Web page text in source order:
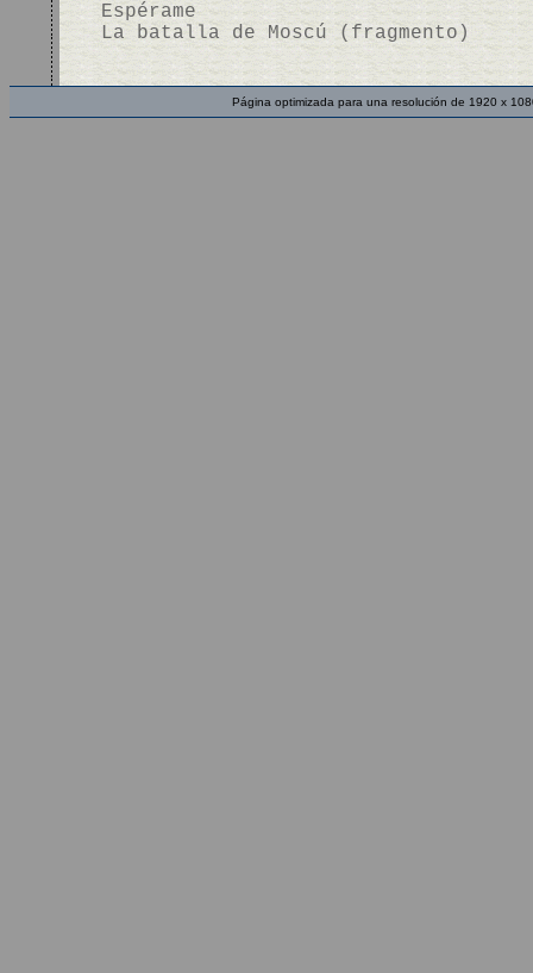
Espérame
La batalla de Moscú (fragmento)
Página optimizada para una resolución de 1920 x